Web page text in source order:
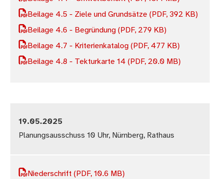
Beilage 4.5 - Ziele und Grundsätze(PDF, 392 KB)
Beilage 4.6 - Begründung(PDF, 279 KB)
Beilage 4.7 - Kriterienkatalog(PDF, 477 KB)
Beilage 4.8 - Tekturkarte 14(PDF, 20.0 MB)
19.05.2025
Planungsausschuss 10 Uhr, Nürnberg, Rathaus
Niederschrift(PDF, 10.6 MB)